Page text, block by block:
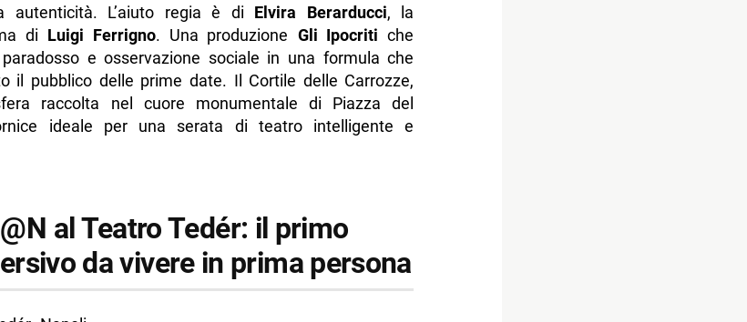
autenticità. L’aiuto regia è di Elvira Berarducci, la
di Luigi Ferrigno. Una produzione Gli Ipocriti che
e osservazione sociale in una formula che
il pubblico delle prime date. Il Cortile delle Carrozze,
raccolta nel cuore monumentale di Piazza del
ideale per una serata di teatro intelligente e
al Teatro Tedér: il primo
da vivere in prima persona